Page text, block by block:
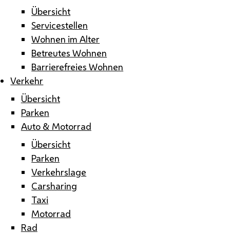
Übersicht
Servicestellen
Wohnen im Alter
Betreutes Wohnen
Barrierefreies Wohnen
Verkehr
Übersicht
Parken
Auto & Motorrad
Übersicht
Parken
Verkehrslage
Carsharing
Taxi
Motorrad
Rad